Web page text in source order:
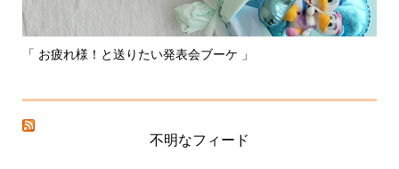
「 お疲れ様！と送りたい発表会ブーケ 」
不明なフィード